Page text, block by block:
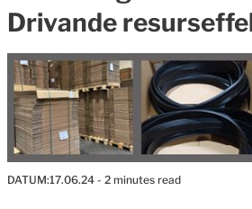
Drivande
DATUM:17.06.24 - 2 minutes read